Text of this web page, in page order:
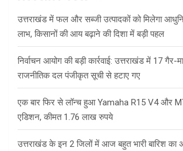
उत्तराखंड में फल और सब्जी उत्पादकों को मिलेगा
लाभ, किसानों की आय बढ़ाने की दिशा में बड़ी पहल
निर्वाचन आयोग की बड़ी कार्रवाई: उत्तराखंड में 17 गैर-
राजनीतिक दल पंजीकृत सूची से हटाए गए
एक बार फिर से लॉन्च हुआ Yamaha R15 V4 और
एडिशन, कीमत 1.76 लाख रुपये
उत्तराखंड के इन 2 जिलों में आज बहुत भारी बारिश का